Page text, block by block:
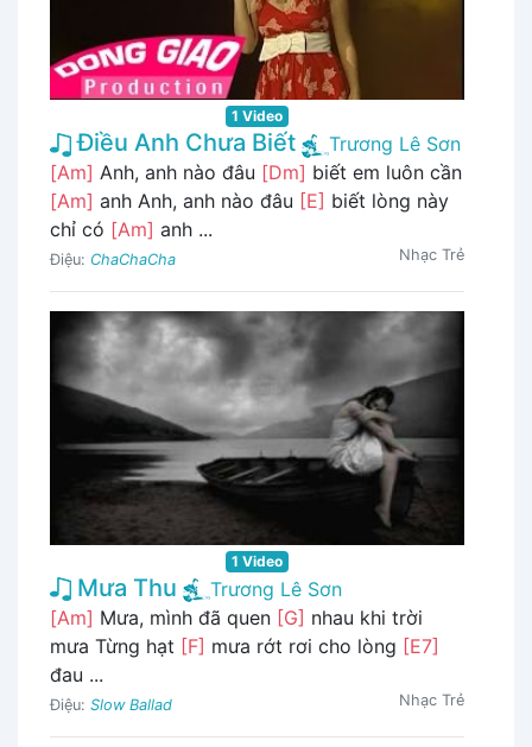
1 Video
Điều Anh Chưa Biết
Trương Lê Sơn
[Am] Anh, anh nào đâu [Dm] biết em luôn cần
[Am] anh Anh, anh nào đâu [E] biết lòng này
chỉ có [Am] anh ...
Điệu: ChaChaCha Nhạc Trẻ
1 Video
Mưa Thu
Trương Lê Sơn
[Am] Mưa, mình đã quen [G] nhau khi trời
mưa Từng hạt [F] mưa rớt rơi cho lòng [E7]
đau ...
Điệu: Slow Ballad Nhạc Trẻ